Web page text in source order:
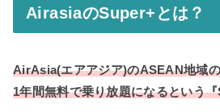
AirasiaのSuper+とは？
AirAsia(エアアジア)のASEAN地域
1年間無料で乗り放題になるという